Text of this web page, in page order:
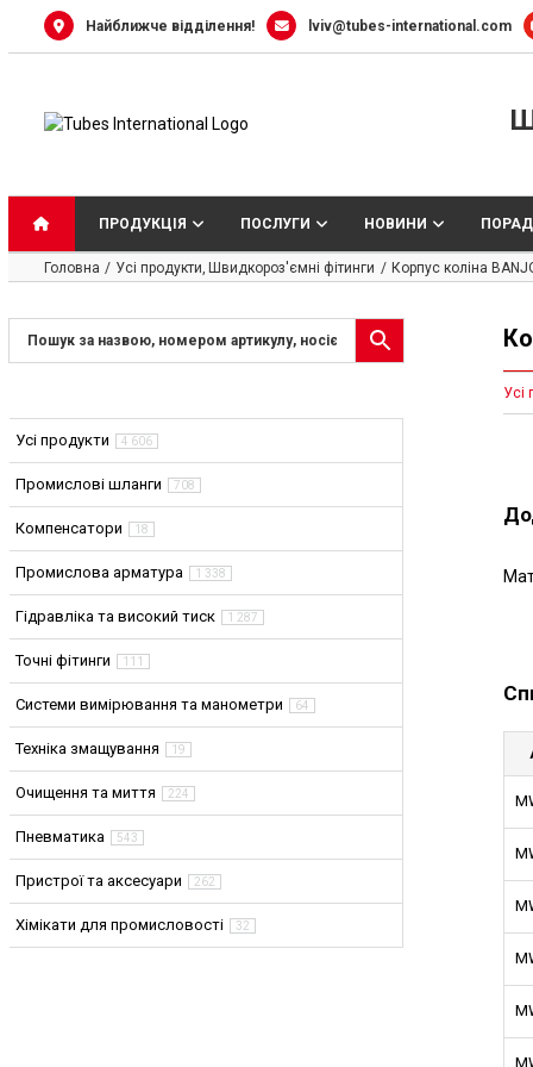
Найближче відділення! lviv@tubes-international.com
ПРОДУКЦІЯ ПОСЛУГИ НОВИНИ
Головна Усі продукти Швидкороз'ємні фітинги Корпус коліна
Усі
Усі продукти 4 606
Промислові шланги 708
Компенсатори 18
Промислова арматура 1 338
Гідравліка та високий тиск 1 287
Точні фітинги 111
Системи вимірювання та манометри 64
Техніка змащування 19
Очищення та миття 224
Пневматика 543
Пристрої та аксесуари 262
Хімікати для промисловості 32